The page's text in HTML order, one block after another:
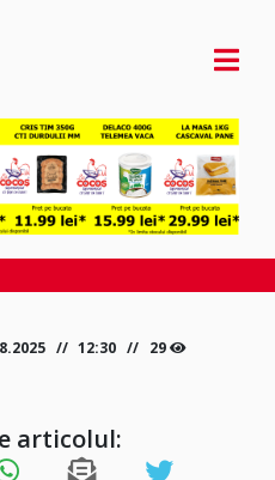
12:30 29
articolul: